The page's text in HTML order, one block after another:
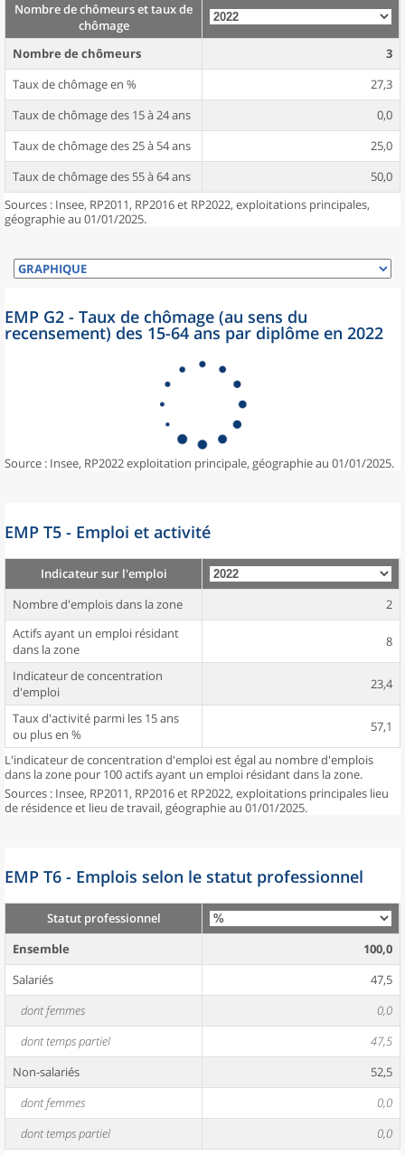
Nombre de chômeurs et taux de
chômage
Nombre de chômeurs
3
Taux de chômage en %
27,3
Taux de chômage des 15 à 24 ans
0,0
Taux de chômage des 25 à 54 ans
25,0
Taux de chômage des 55 à 64 ans
50,0
Sources : Insee, RP2011, RP2016 et RP2022, exploitations principales,
géographie au 01/01/2025.
EMP G2 - Taux de chômage (au sens du
recensement) des 15-64 ans par diplôme en 2022
Source : Insee, RP2022 exploitation principale, géographie au 01/01/2025.
EMP T5 - Emploi et activité
Indicateur sur l'emploi
Nombre d'emplois dans la zone
2
Actifs ayant un emploi résidant
dans la zone
8
Indicateur de concentration
d'emploi
23,4
Taux d'activité parmi les 15 ans
ou plus en %
57,1
L'indicateur de concentration d'emploi est égal au nombre d'emplois
dans la zone pour 100 actifs ayant un emploi résidant dans la zone.
Sources : Insee, RP2011, RP2016 et RP2022, exploitations principales lieu
de résidence et lieu de travail, géographie au 01/01/2025.
EMP T6 - Emplois selon le statut professionnel
Statut professionnel
Ensemble
100,0
Salariés
47,5
dont femmes
0,0
dont temps partiel
47,5
Non-salariés
52,5
dont femmes
0,0
dont temps partiel
0,0